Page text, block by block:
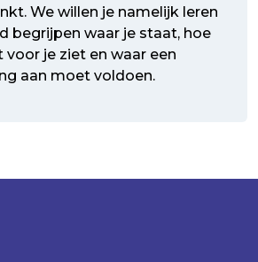
We willen je namelijk leren
begrijpen waar je staat, hoe
je ziet en waar een
aan moet voldoen.